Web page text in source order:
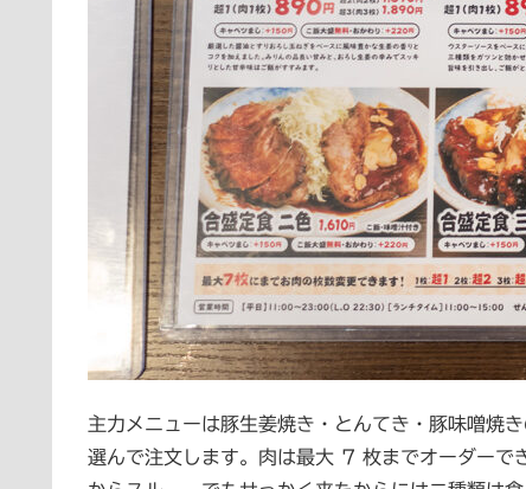
主力メニューは豚生姜焼き・とんてき・豚味噌焼
選んで注文します。肉は最大 7 枚までオーダーで